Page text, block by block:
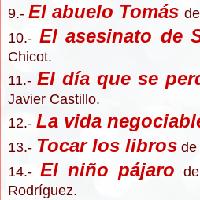
9.- El abuelo Tomás
10.- El asesinato de
Chicot.
11.- El día que se
Javier Castillo.
12.- La vida
13.- Tocar los libros de
14.-El niño pájaro
Rodríguez.